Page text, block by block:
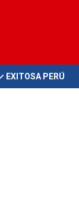
EXITOSA PERÚ